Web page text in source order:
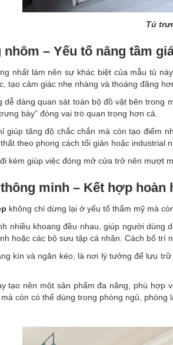
Tủ
– Yếu tố nâng tầm
nhất làm nên sự khác biệt của mẫu tủ
tạo cảm giác nhẹ nhàng và thoáng đãng
dễ dàng quan sát toàn bộ đồ vật bên
bày” đóng vai trò quan trọng hơn cả.
giúp tăng độ chắc chắn mà còn tạo điểm
theo phong cách tối giản hoặc industrial
kèm giúp việc đóng mở cửa trở nên mượt
minh – Kết hợp hoàn
không chỉ dừng lại ở yếu tố thẩm mỹ mà
nhiều khoang đều nhau, giúp người
hoặc các bộ sưu tập cá nhân. Cách bố trí
kín và ngăn kéo, là nơi lý tưởng để lưu
tạo nên một sản phẩm đa năng, phù
, mà còn có thể dùng trong phòng ngủ, phòng